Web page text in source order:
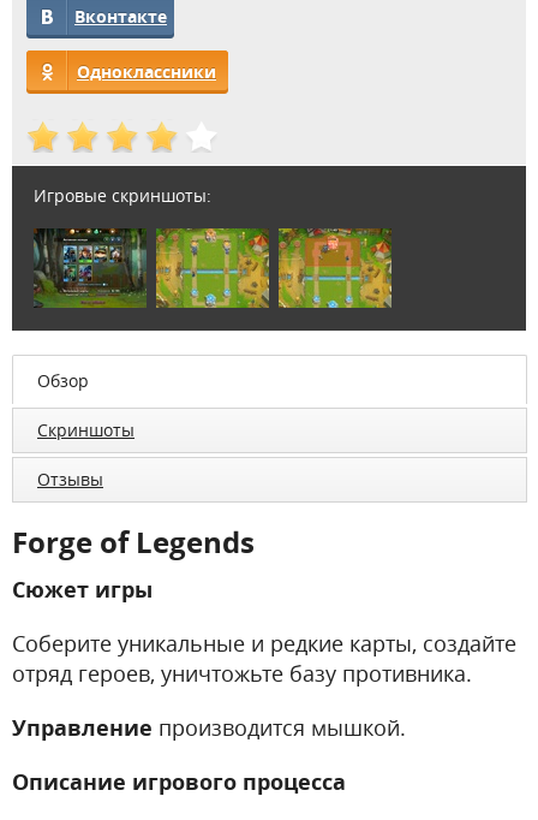
Вконтакте
Одноклассники
Игровые скриншоты:
Обзор
Скриншоты
Отзывы
Forge of Legends
Сюжет игры
Соберите уникальные и редкие карты, создайте
отряд героев, уничтожьте базу противника.
Управление производится мышкой.
Описание игрового процесса